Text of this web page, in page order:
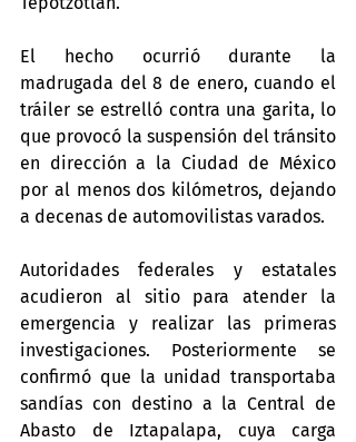
El hecho ocurrió durante la
madrugada del 8 de enero, cuando el
tráiler se estrelló contra una garita, lo
que provocó la suspensión del tránsito
en dirección a la Ciudad de México
por al menos dos kilómetros, dejando
a decenas de automovilistas varados.
Autoridades federales y estatales
acudieron al sitio para atender la
emergencia y realizar las primeras
investigaciones. Posteriormente se
confirmó que la unidad transportaba
sandías con destino a la Central de
Abasto de Iztapalapa, cuya carga